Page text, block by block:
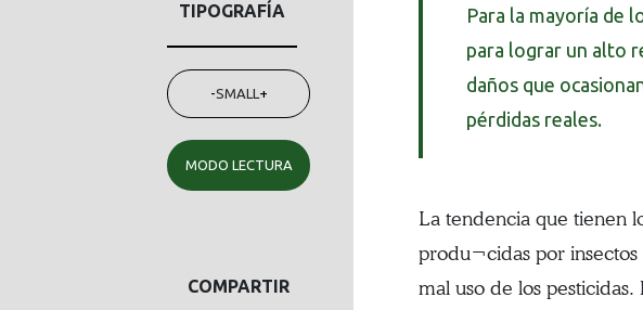
TIPOGRAFÍA
-SMALL +
MODO LECTURA
COMPARTIR
Para la mayoría de
para lograr un alto
daños que
pérdidas reales.
La tendencia que tienen
produ¬cidas por insectos
mal uso de los